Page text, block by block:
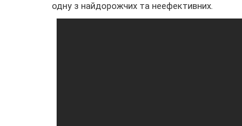
одну з найдорожчих та неефективних.